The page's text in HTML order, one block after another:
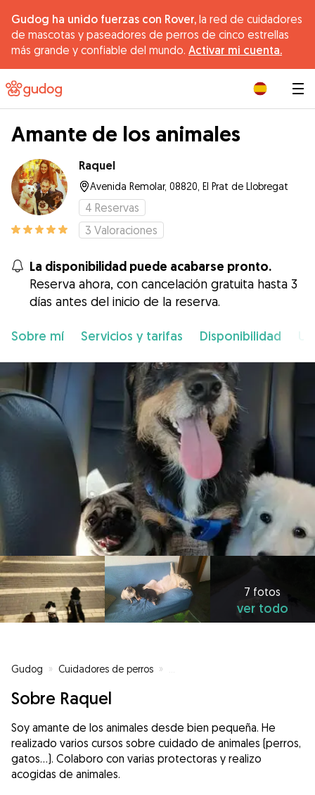
Gudog ha unido fuerzas con Rover, la red de cuidadores
de mascotas y paseadores de perros de cinco estrellas
más grande y confiable del mundo. Activar mi cuenta.
Amante de los animales
Raquel
Avenida Remolar, 08820, El Prat de Llobregat
4 Reservas
3 Valoraciones
La disponibilidad puede acabarse pronto.
Reserva ahora, con cancelación gratuita hasta 3
días antes del inicio de la reserva.
Sobre mí Servicios y tarifas Disponibilidad
7 fotos
ver todo
Gudog » Cuidadores de perros »
Sobre Raquel
Soy amante de los animales desde bien pequeña. He
realizado varios cursos sobre cuidado de animales (perros,
gatos...). Colaboro con varias protectoras y realizo
acogidas de animales.